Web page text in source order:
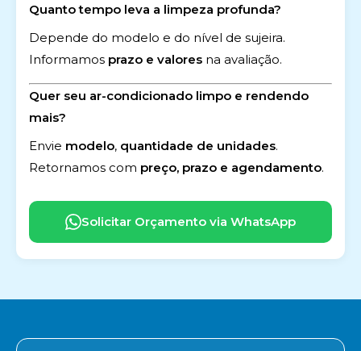
Quanto tempo leva a limpeza profunda?
Depende do modelo e do nível de sujeira.
Informamos prazo e valores na avaliação.
Quer seu ar-condicionado limpo e rendendo
mais?
Envie modelo, quantidade de unidades.
Retornamos com preço, prazo e agendamento.
Solicitar Orçamento via WhatsApp